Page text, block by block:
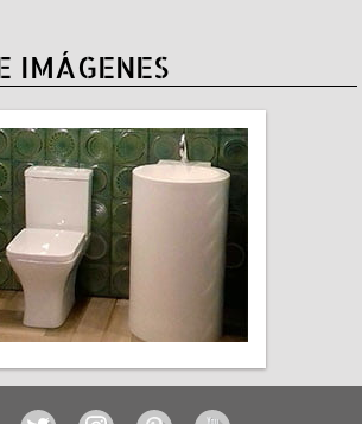
IMÁGENES